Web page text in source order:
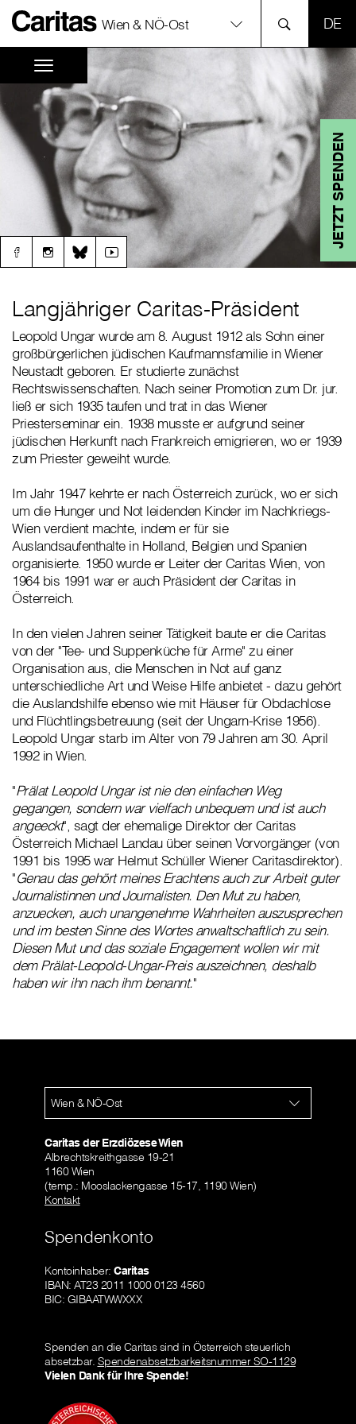
Wien & NÖ-Ost
JETZT SPENDEN
Langjähriger Caritas-Präsident
Leopold Ungar wurde am 8. August 1912 als Sohn einer
großbürgerlichen jüdischen Kaufmannsfamilie in Wiener
Neustadt geboren. Er studierte zunächst
Rechtswissenschaften. Nach seiner Promotion zum Dr. jur.
ließ er sich 1935 taufen und trat in das Wiener
Priesterseminar ein. 1938 musste er aufgrund seiner
jüdischen Herkunft nach Frankreich emigrieren, wo er 1939
zum Priester geweiht wurde.
Im Jahr 1947 kehrte er nach Österreich zurück, wo er sich
um die Hunger und Not leidenden Kinder im Nachkriegs-
Wien verdient machte, indem er für sie
Auslandsaufenthalte in Holland, Belgien und Spanien
organisierte. 1950 wurde er Leiter der Caritas Wien, von
1964 bis 1991 war er auch Präsident der Caritas in
Österreich.
In den vielen Jahren seiner Tätigkeit baute er die Caritas
von der "Tee- und Suppenküche für Arme" zu einer
Organisation aus, die Menschen in Not auf ganz
unterschiedliche Art und Weise Hilfe anbietet - dazu gehört
die Auslandshilfe ebenso wie mit Häuser für Obdachlose
und Flüchtlingsbetreuung (seit der Ungarn-Krise 1956).
Leopold Ungar starb im Alter von 79 Jahren am 30. April
1992 in Wien.
"Prälat Leopold Ungar ist nie den einfachen Weg
gegangen, sondern war vielfach unbequem und ist auch
angeeckt", sagt der ehemalige Direktor der Caritas
Österreich Michael Landau über seinen Vorvorgänger (von
1991 bis 1995 war Helmut Schüller Wiener Caritasdirektor).
"Genau das gehört meines Erachtens auch zur Arbeit guter
Journalistinnen und Journalisten. Den Mut zu haben,
anzuecken, auch unangenehme Wahrheiten auszusprechen
und im besten Sinne des Wortes anwaltschaftlich zu sein.
Diesen Mut und das soziale Engagement wollen wir mit
dem Prälat-Leopold-Ungar-Preis auszeichnen, deshalb
haben wir ihn nach ihm benannt."
Wien & NÖ-Ost
Caritas der Erzdiözese Wien
Albrechtskreithgasse 19-21
1160 Wien
(temp.: Mooslackengasse 15-17, 1190 Wien)
Kontakt
Spendenkonto
Kontoinhaber: Caritas
IBAN: AT23 2011 1000 0123 4560
BIC: GIBAATWWXXX
Spenden an die Caritas sind in Österreich steuerlich
absetzbar. Spendenabsetzbarkeitsnummer SO-1129
Vielen Dank für Ihre Spende!